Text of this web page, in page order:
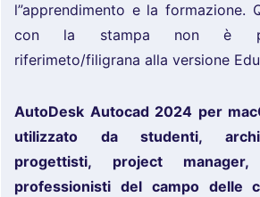
l”apprendimento e la formazione.
con la stampa non è
riferimeto/filigrana alla versione
AutoDesk Autocad 2024 per
utilizzato da studenti,
progettisti, project
professionisti del campo delle